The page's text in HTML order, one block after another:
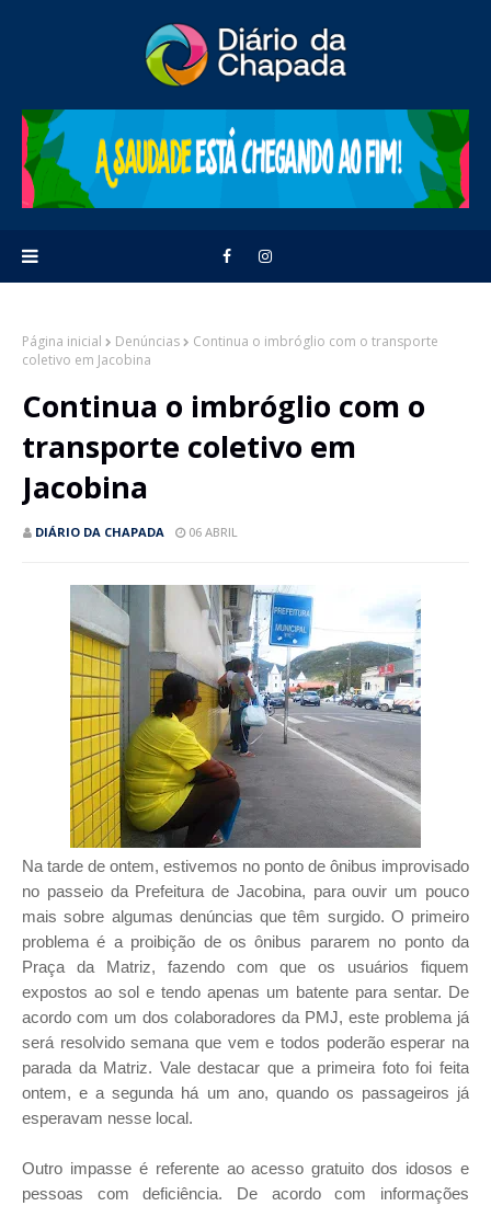
Página inicial Denúncias
Continua o imbróglio com o transporte
coletivo em Jacobina
Continua o imbróglio com o
transporte coletivo em
Jacobina
DIÁRIO DA CHAPADA 06 ABRIL
Na tarde de ontem, estivemos no ponto de ônibus improvisado
no passeio da Prefeitura de Jacobina, para ouvir um pouco
mais sobre algumas denúncias que têm surgido. O primeiro
problema é a proibição de os ônibus pararem no ponto da
Praça da Matriz, fazendo com que os usuários fiquem
expostos ao sol e tendo apenas um batente para sentar. De
acordo com um dos colaboradores da PMJ, este problema já
será resolvido semana que vem e todos poderão esperar na
parada da Matriz. Vale destacar que a primeira foto foi feita
ontem, e a segunda há um ano, quando os passageiros já
esperavam nesse local.
Outro impasse é referente ao acesso gratuito dos idosos e
pessoas com deficiência. De acordo com informações